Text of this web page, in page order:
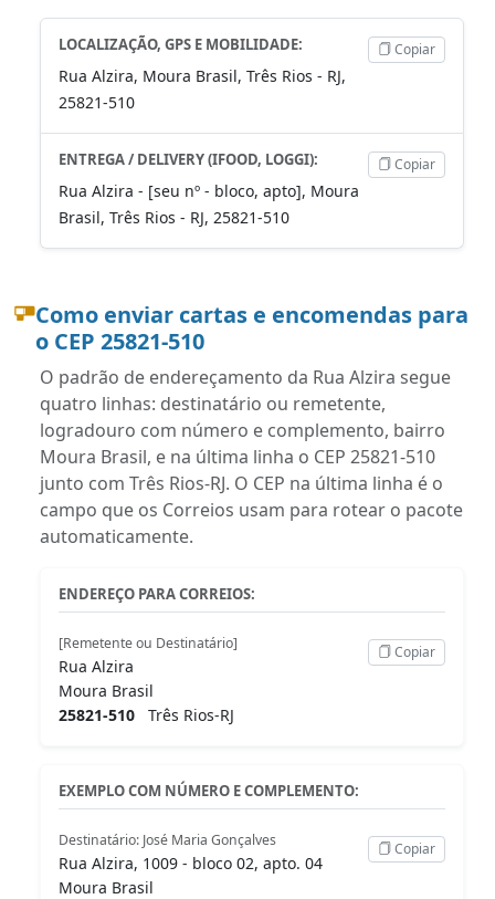
LOCALIZAÇÃO, GPS E MOBILIDADE:
Rua Alzira, Moura Brasil, Três Rios - RJ,
25821-510
Copiar
ENTREGA / DELIVERY (IFOOD, LOGGI):
Rua Alzira - [seu nº - bloco, apto], Moura
Brasil, Três Rios - RJ, 25821-510
Copiar
Como enviar cartas e encomendas para
o CEP 25821-510
O padrão de endereçamento da Rua Alzira segue
quatro linhas: destinatário ou remetente,
logradouro com número e complemento, bairro
Moura Brasil, e na última linha o CEP 25821-510
junto com Três Rios-RJ. O CEP na última linha é o
campo que os Correios usam para rotear o pacote
automaticamente.
ENDEREÇO PARA CORREIOS:
[Remetente ou Destinatário]
Rua Alzira
Moura Brasil
25821-510 Três Rios-RJ
Copiar
EXEMPLO COM NÚMERO E COMPLEMENTO:
Destinatário: José Maria Gonçalves
Rua Alzira, 1009 - bloco 02, apto. 04
Moura Brasil
Copiar